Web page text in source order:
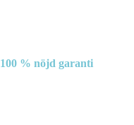
100 % nöjd garanti